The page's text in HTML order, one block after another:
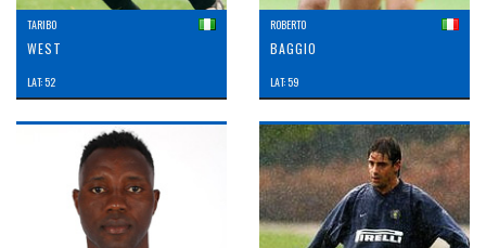
TARIBO
WEST
LAT: 52
ROBERTO
BAGGIO
LAT: 59